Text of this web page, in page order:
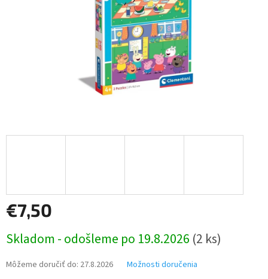
€7,50
cena:
Skladom - odošleme po 19.8.2026 (2 ks)
Môžeme doručiť do: 27.8.2026 Možnosti doručenia